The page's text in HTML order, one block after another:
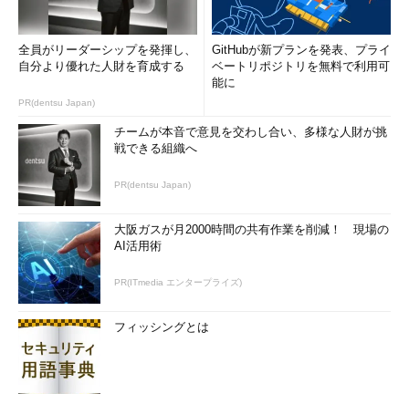
■この記事と関連性の高い別の記事
Windows 7／Server 2008のWindows Updateの使い方
（設定編）（TIPS）
Windows Updateを無効化する
自動更新で修正プログラムがインストールできない場合
の対処方法（TIPS）
シャットダウン時に更新プログラムを適用させる
（TIPS）
Windows 7／Server 2008のWindows Updateの使い方
自動更新における自動再起動を抑止する（TIPS）
「Tech TIPS」
全員がリーダーシップを発揮し、
自分より優れた人財を育成する
PR(dentsu Japan)
GitHubが新プランを発表、プライ
ベートリポジトリを無料で利用可
能に
チームが本音で意見を交わし合い、多様な人財が挑
戦できる組織へ
PR(dentsu Japan)
大阪ガスが月2000時間の共有作業を削減！ 現場の
AI活用術
PR(ITmedia エンタープライズ)
フィッシングとは